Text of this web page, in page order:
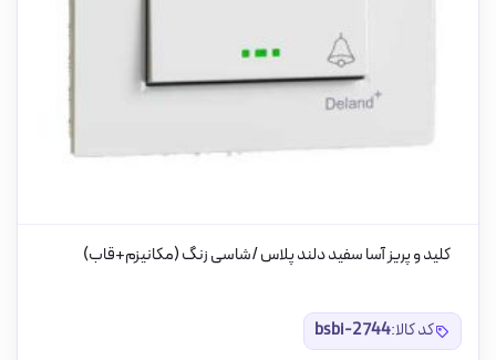
کلید و پریز آسا سفید دلند پلاس /شاسی زنگ (مکانیزم+قاب)
کد کالا:bsbi-2744